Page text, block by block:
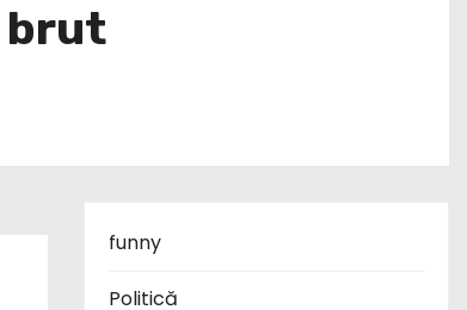
brut
funny
Politică